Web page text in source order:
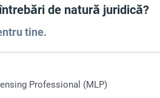
de natură juridică?
tine.
Professional (MLP)